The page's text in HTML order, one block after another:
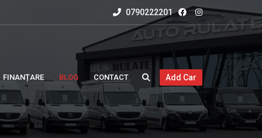
0790222201
FINANȚARE BLOG CONTACT Add Car